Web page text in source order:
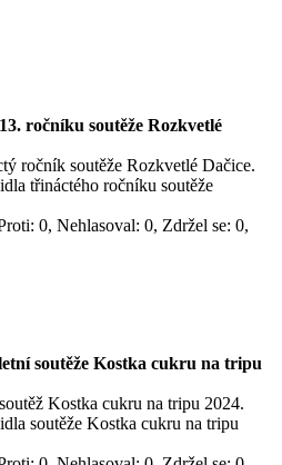
ročníku soutěže Rozkvetlé
ročník soutěže Rozkvetlé Dačice.
třináctého ročníku soutěže
0, Nehlasoval: 0, Zdržel se: 0,
soutěže Kostka cukru na tripu
Kostka cukru na tripu 2024.
soutěže Kostka cukru na tripu